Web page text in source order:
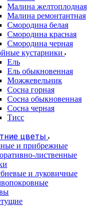
Малина желтоплодная
Малина ремонтантная
Смородина белая
Смородина красная
Смородина черная
кустарники
Ель
Ель обыкновенная
Можжевельник
Сосна горная
Сосна обыкновенная
Сосна черная
Тисс
цветы
и прибрежные
лиственные
и луковичные